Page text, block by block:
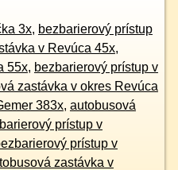
3x, bezbarierový prístup
v Revúca 45x,
55x, bezbarierový prístup v
zastávka v okres Revúca
383x, autobusová
prístup v
prístup v
zastávka v